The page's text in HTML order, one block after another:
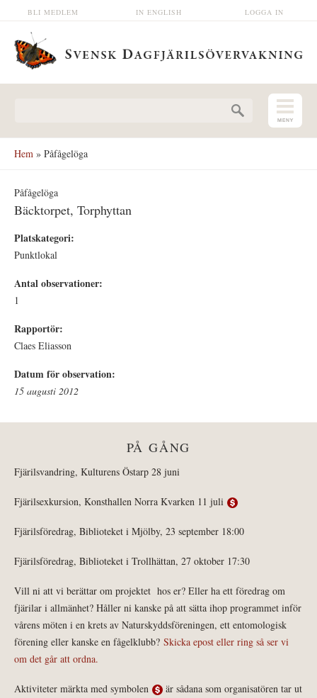
Hoppa till huvudinnehåll LOGGA IN
IN ENGLISH
BLI MEDLEM
Hem » Påfågelöga
Påfågelöga
Bäcktorpet, Torphyttan
Platskategori:
Punktlokal
Antal observationer:
1
Rapportör:
Claes Eliasson
Datum för observation:
15 augusti 2012
PÅ GÅNG
Fjärilsvandring, Kulturens Östarp 28 juni
Fjärilsexkursion, Konsthallen Norra Kvarken 11 juli
Fjärilsföredrag, Biblioteket i Mjölby, 23 september 18:00
Fjärilsföredrag, Biblioteket i Trollhättan, 27 oktober 17:30
Vill ni att vi berättar om projektet hos er? Eller ha ett föredrag om
fjärilar i allmänhet? Håller ni kanske på att sätta ihop programmet inför
vårens möten i en krets av Naturskyddsföreningen, ett entomologisk
förening eller kanske en fågelklubb? Skicka epost eller ring så ser vi
om det går att ordna.
Aktiviteter märkta med symbolen
är sådana som organisatören tar ut